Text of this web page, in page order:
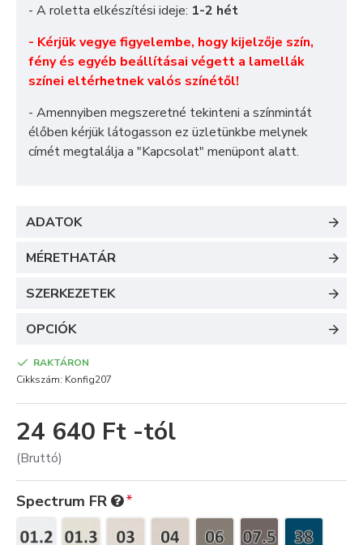
- A roletta elkészítési ideje: 1-2 hét
- Kérjük vegye figyelembe, hogy kijelzője szín,
fény és egyéb beállításai végett a lamellák
színei eltérhetnek valós színétől!
- Amennyiben megszeretné tekinteni a színmintát
élőben kérjük látogasson ez üzletünkbe melynek
címét megtalálja a "Kapcsolat" menüpont alatt.
ADATOK
MÉRETHATÁR
SZERKEZETEK
OPCIÓK
24 640 Ft -tól
(Bruttó)
RAKTÁRON
Cikkszám: Konfig207
Spectrum FR